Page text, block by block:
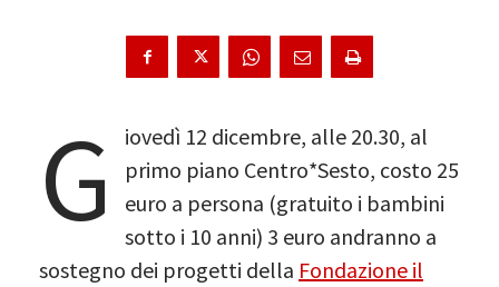
G
iovedì 12 dicembre, alle 20.30, al
primo piano Centro*Sesto, costo 25
euro a persona (gratuito i bambini
sotto i 10 anni) 3 euro andranno a
sostegno dei progetti della Fondazione il